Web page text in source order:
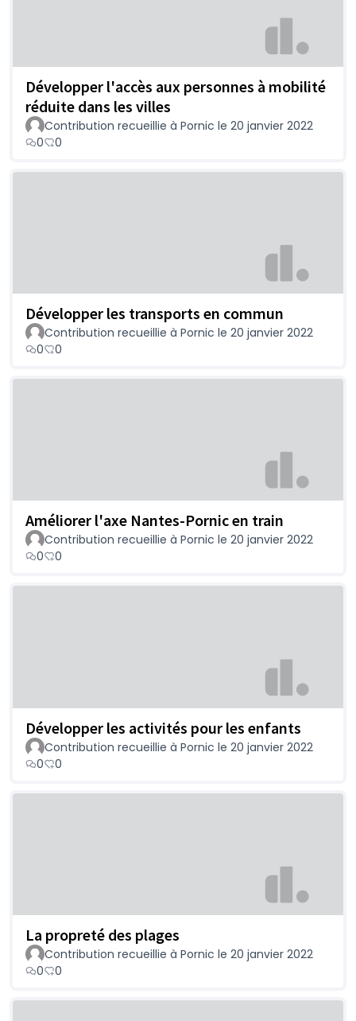
Développer l'accès aux personnes à mobilité
réduite dans les villes
Contribution recueillie à Pornic le 20 janvier 2022
0
0
Développer les transports en commun
Contribution recueillie à Pornic le 20 janvier 2022
0
0
Améliorer l'axe Nantes-Pornic en train
Contribution recueillie à Pornic le 20 janvier 2022
0
0
Développer les activités pour les enfants
Contribution recueillie à Pornic le 20 janvier 2022
0
0
La propreté des plages
Contribution recueillie à Pornic le 20 janvier 2022
0
0